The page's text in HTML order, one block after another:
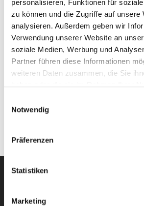
personalisieren, Funktionen für
zu können und die Zugriffe auf unsere
analysieren. Außerdem geben wir
Verwendung unserer Website an
soziale Medien, Werbung und
Partner führen diese Informationen
weiteren Daten zusammen, die Sie
Notwendig
Präferenzen
Statistiken
Marketing
Ihre
MatthiasVolk
kundenservice@stadtwerke-sw.de